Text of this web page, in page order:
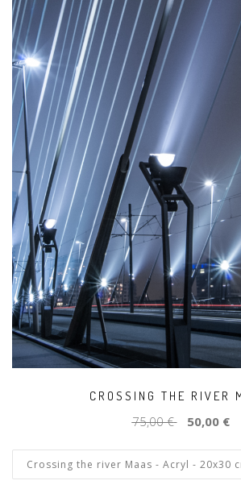
CROSSING THE RIVER
75,00 € 50,00 €